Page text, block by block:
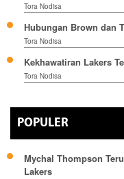
Tora Nodisa
Hubungan Brown dan
Tora Nodisa
Kekhawatiran Lakers
Tora Nodisa
POPULER
Mychal Thompson
Lakers